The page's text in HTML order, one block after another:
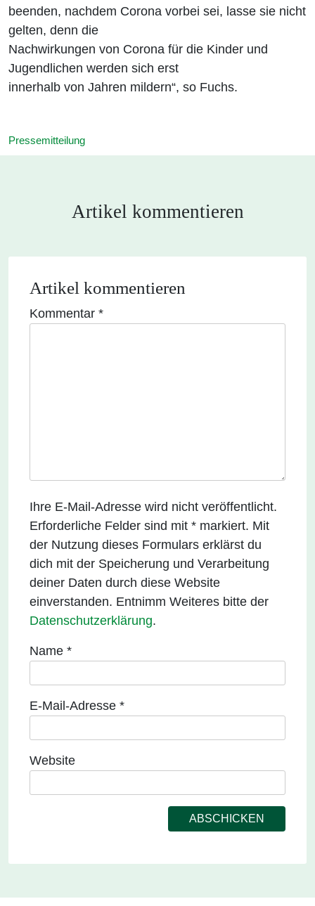
beenden, nachdem Corona vorbei sei, lasse sie nicht
gelten, denn die
Nachwirkungen von Corona für die Kinder und
Jugendlichen werden sich erst
innerhalb von Jahren mildern“, so Fuchs.
Pressemitteilung
Artikel kommentieren
Artikel kommentieren
Kommentar *
Ihre E-Mail-Adresse wird nicht veröffentlicht.
Erforderliche Felder sind mit * markiert. Mit
der Nutzung dieses Formulars erklärst du
dich mit der Speicherung und Verarbeitung
deiner Daten durch diese Website
einverstanden. Entnimm Weiteres bitte der
Datenschutzerklärung.
Name *
E-Mail-Adresse *
Website
Alternative: